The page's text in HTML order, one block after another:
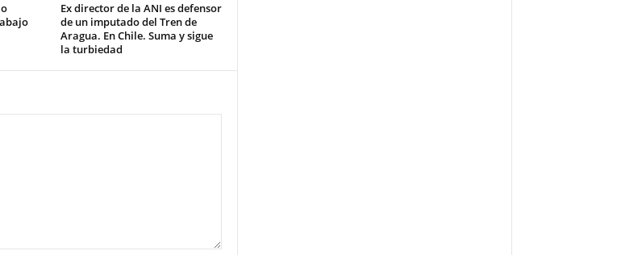
Ex director de la ANI es defensor
de un imputado del Tren de
Aragua. En Chile. Suma y sigue
la turbiedad